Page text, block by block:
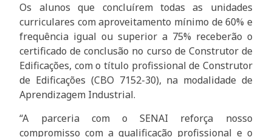
Os alunos que concluírem todas as unidades
curriculares com aproveitamento mínimo de 60% e
frequência igual ou superior a 75% receberão o
certificado de conclusão no curso de Construtor de
Edificações, com o título profissional de Construtor
de Edificações (CBO 7152-30), na modalidade de
Aprendizagem Industrial.
“A parceria com o SENAI reforça nosso
compromisso com a qualificação profissional e o